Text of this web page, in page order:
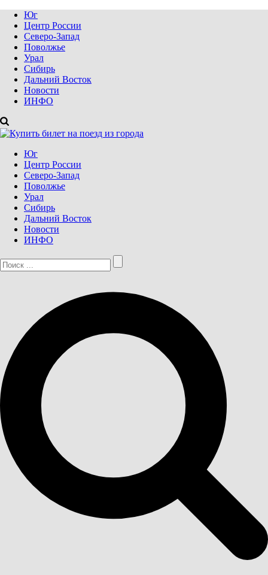
Юг
Центр России
Северо-Запад
Поволжье
Урал
Сибирь
Дальний Восток
Новости
ИНФО
Юг
Центр России
Северо-Запад
Поволжье
Урал
Сибирь
Дальний Восток
Новости
ИНФО